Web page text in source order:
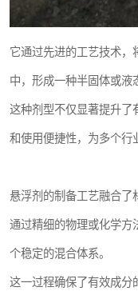
它通过先进的工艺技术，
中，形成一种半固体或液
这种剂型不仅显著提升了
和使用便捷性，为多个行
悬浮剂的制备工艺融合了
通过精细的物理或化学方
个稳定的混合体系。
这一过程确保了有效成分